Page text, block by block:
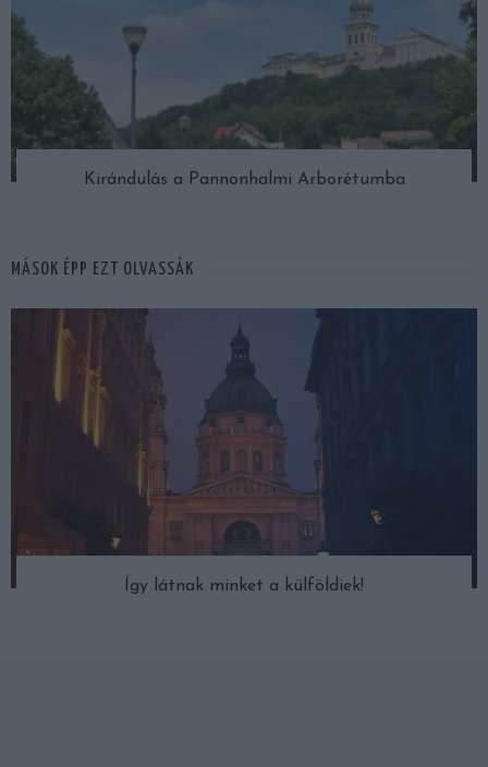
Kirándulás a Pannonhalmi Arborétumba
MÁSOK ÉPP EZT OLVASSÁK
Így látnak minket a külföldiek!